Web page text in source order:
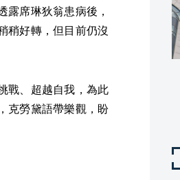
席琳狄翁患病後，
稍好轉，但目前仍沒
戰、超越自我，為此
克勞黛語帶樂觀，盼